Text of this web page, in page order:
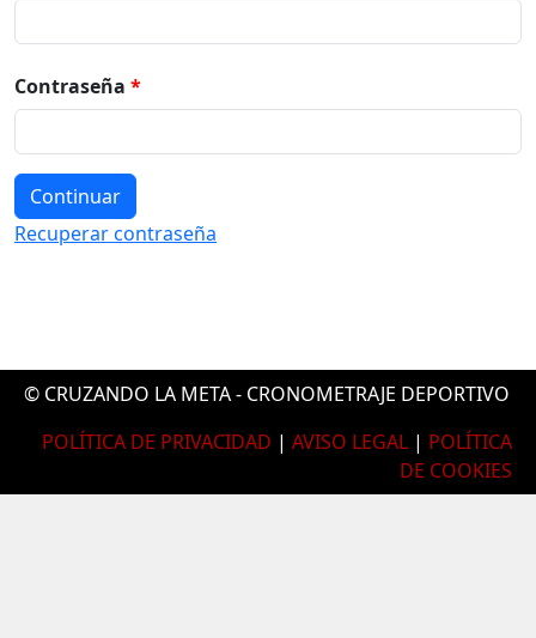
Contraseña
Continuar
Recuperar contraseña
© CRUZANDO LA META - CRONOMETRAJE DEPORTIVO
POLÍTICA DE PRIVACIDAD | AVISO LEGAL | POLÍTICA
DE COOKIES